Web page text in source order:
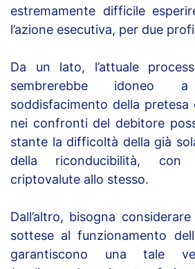
estremamente difficile
l’azione esecutiva, per due
Da un lato, l’attuale
sembrerebbe idoneo
soddisfacimento della
nei confronti del debitore
stante la difficoltà della già
della riconducibilità, con
criptovalute allo stesso.
Dall’altro, bisogna
sottese al funzionamento
garantiscono una tale